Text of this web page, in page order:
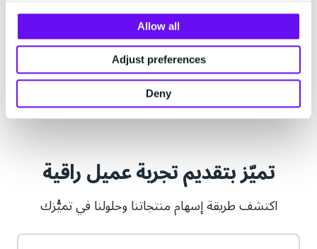
Allow all
Adjust preferences
Deny
نظرًا لارتفاع سقف تطلّعات العملاء، أصبح من الضروري
أن ترتقي خدمات الطرود والتوصيل بمستوى شفافيّتها
وبتجربة العميل، وهذا تحديدًا ما تقدّمه حلول خدمة العملاء
والحوار لدينا.
تميّز بتقديم تجربة عميل راقية
اكتشف طريقة إسهام منتجاتنا وحلولنا في تميُّزك